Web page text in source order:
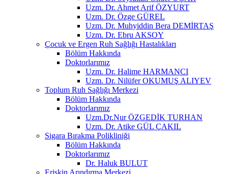
Uzm. Dr. Ahmet Arif ÖZYURT
Uzm. Dr. Özge GÜREL
Uzm. Dr. Muhyiddin Bera DEMİRTAŞ
Uzm. Dr. Ebru AKSOY
Çocuk ve Ergen Ruh Sağlığı Hastalıkları
Bölüm Hakkında
Doktorlarımız
Uzm. Dr. Halime HARMANCI
Uzm. Dr. Nilüfer OKUMUŞ ALIYEV
Toplum Ruh Sağlığı Merkezi
Bölüm Hakkında
Doktorlarımız
Uzm.Dr.Nur ÖZGEDİK TURHAN
Uzm. Dr. Atike GÜL ÇAKIL
Sigara Bırakma Polikliniği
Bölüm Hakkında
Doktorlarımız
Dr. Haluk BULUT
Erişkin Arındırma Merkezi